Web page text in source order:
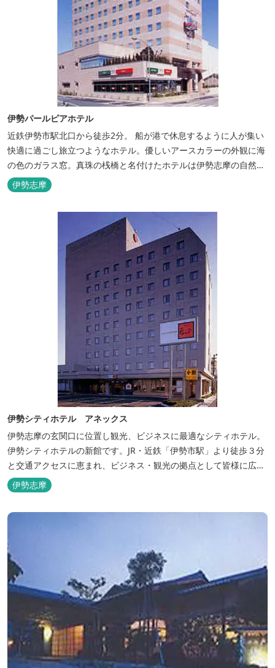
伊勢パールピアホテル
近鉄伊勢市駅北口から徒歩2分。 船が港で休息するように人が集い
快適に過ごし旅立つようなホテル。優しいアースカラーの外観に海
の色のガラス窓。真珠の桟橋と名付けたホテルは伊勢志摩の自然保
護への思いか省エネルギーへの工夫と設備を備えています。 和食・
イタリアンレストランがございます。 また、宿泊のお客様は途中出
入り自由立体駐車場を無料でお使いいただけます。
伊勢志摩
伊勢シティホテル アネックス
伊勢志摩の玄関口に位置し観光、ビジネスに最適なシティホテル。
伊勢シティホテルの新館です。JR・近鉄「伊勢市駅」より徒歩３分
と交通アクセスに恵まれ、ビジネス・観光の拠点として皆様に広く
ご利用いただいております。１階には、しゃぶしゃぶと日本料理の
「伊勢みやび」があります。
伊勢志摩